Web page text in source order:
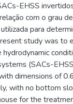
EHSS
com o grau
para
study was to
(SACs-
dimensions of
with no bottom
for the